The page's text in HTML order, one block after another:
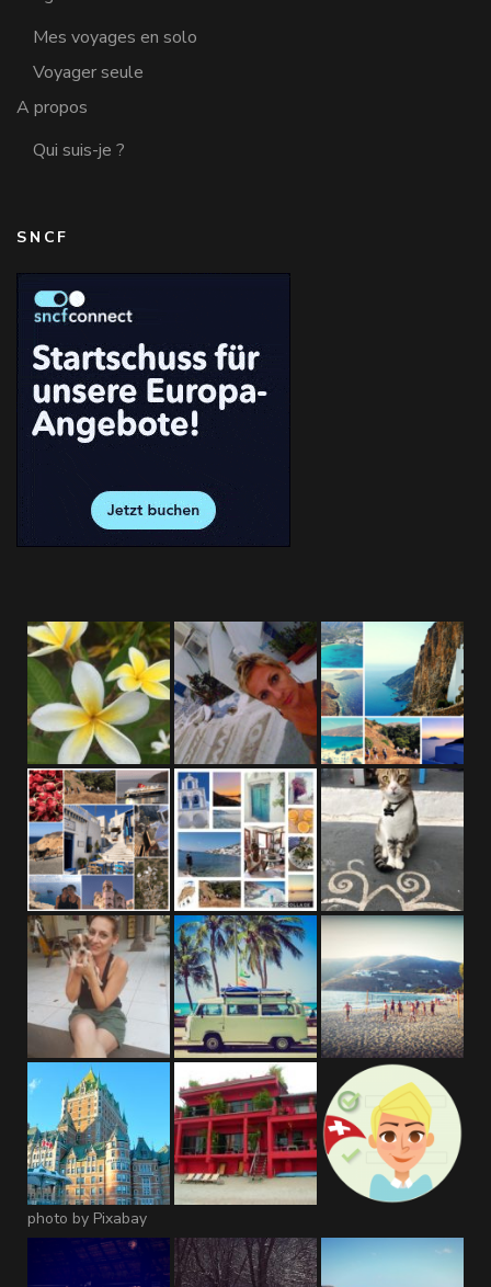
Mes voyages en solo
Voyager seule
A propos
Qui suis-je ?
SNCF
photo by Pixabay